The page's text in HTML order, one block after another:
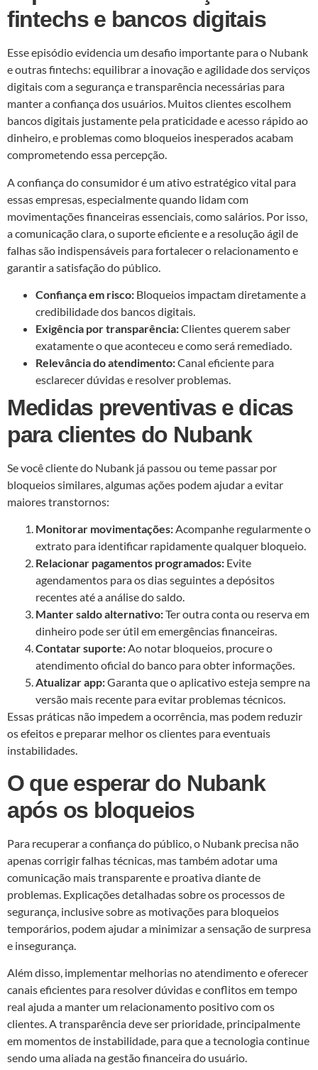
fintechs e bancos digitais
Esse episódio evidencia um desafio importante para o Nubank
e outras fintechs: equilibrar a inovação e agilidade dos serviços
digitais com a segurança e transparência necessárias para
manter a confiança dos usuários. Muitos clientes escolhem
bancos digitais justamente pela praticidade e acesso rápido ao
dinheiro, e problemas como bloqueios inesperados acabam
comprometendo essa percepção.
A confiança do consumidor é um ativo estratégico vital para
essas empresas, especialmente quando lidam com
movimentações financeiras essenciais, como salários. Por isso,
a comunicação clara, o suporte eficiente e a resolução ágil de
falhas são indispensáveis para fortalecer o relacionamento e
garantir a satisfação do público.
Confiança em risco: Bloqueios impactam diretamente a
credibilidade dos bancos digitais.
Exigência por transparência:Clientes querem saber
exatamente o que aconteceu e como será remediado.
Relevância do atendimento:Canal eficiente para
esclarecer dúvidas e resolver problemas.
Medidas preventivas e dicas
para clientes do Nubank
Se você cliente do Nubank já passou ou teme passar por
bloqueios similares, algumas ações podem ajudar a evitar
maiores transtornos:
Monitorar movimentações:Acompanhe regularmente o
extrato para identificar rapidamente qualquer bloqueio.
Relacionar pagamentos programados: Evite
agendamentos para os dias seguintes a depósitos
recentes até a análise do saldo.
Manter saldo alternativo:Ter outra conta ou reserva em
dinheiro pode ser útil em emergências financeiras.
Contatar suporte:Ao notar bloqueios, procure o
atendimento oficial do banco para obter informações.
Atualizar app:Garanta que o aplicativo esteja sempre na
versão mais recente para evitar problemas técnicos.
Essas práticas não impedem a ocorrência, mas podem reduzir
os efeitos e preparar melhor os clientes para eventuais
instabilidades.
O que esperar do Nubank
após os bloqueios
Para recuperar a confiança do público, o Nubank precisa não
apenas corrigir falhas técnicas, mas também adotar uma
comunicação mais transparente e proativa diante de
problemas. Explicações detalhadas sobre os processos de
segurança, inclusive sobre as motivações para bloqueios
temporários, podem ajudar a minimizar a sensação de surpresa
e insegurança.
Além disso, implementar melhorias no atendimento e oferecer
canais eficientes para resolver dúvidas e conflitos em tempo
real ajuda a manter um relacionamento positivo com os
clientes. A transparência deve ser prioridade, principalmente
em momentos de instabilidade, para que a tecnologia continue
sendo uma aliada na gestão financeira do usuário.